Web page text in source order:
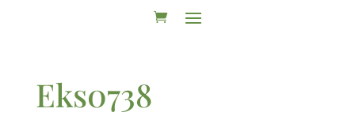
Eks0738